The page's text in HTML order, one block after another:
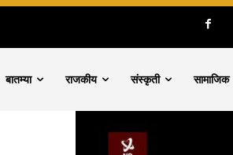
बातम्या राजकीय संस्कृती सामाजिक